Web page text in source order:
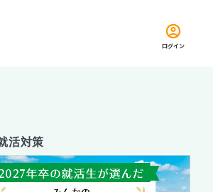
ログイン
活対策